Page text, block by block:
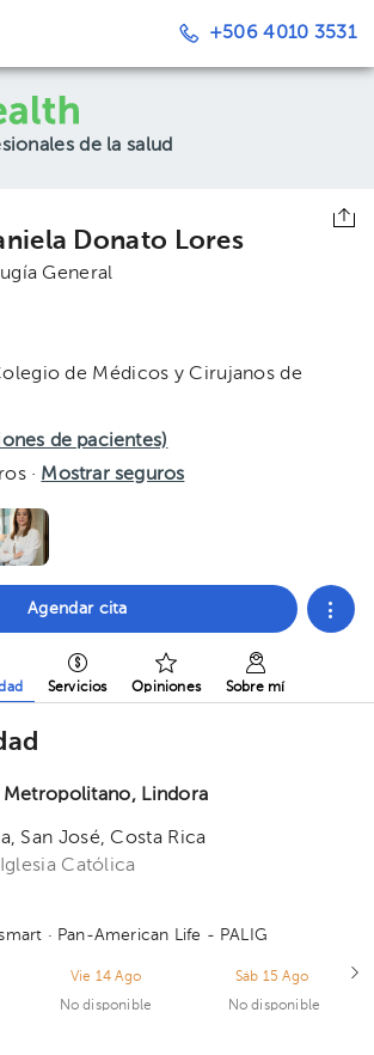
+506 4010 3531
de la salud
Donato Lores
General
de Médicos y Cirujanos de
de pacientes)
· Mostrar seguros
Agendar cita
Servicios Opiniones Sobre mí
Metropolitano, Lindora
San José, Costa Rica
Católica
· Pan-American Life - PALIG
Vie 14 Ago
No disponible
Sáb 15 Ago
No disponible